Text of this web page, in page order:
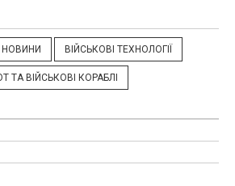
НОВИНИ ВІЙСЬКОВІ ТЕХНОЛОГІЇ
ТА ВІЙСЬКОВІ КОРАБЛІ